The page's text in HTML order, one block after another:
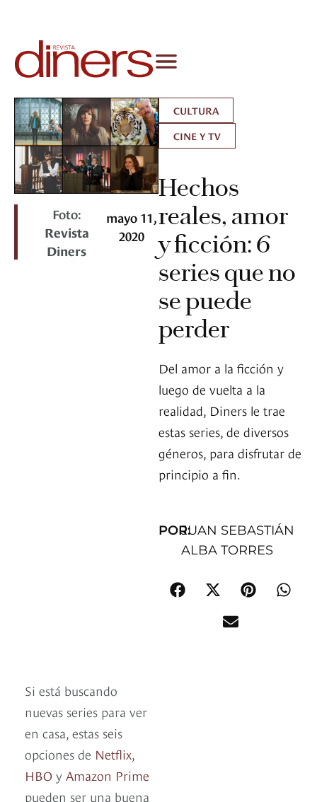
Foto:
Revista
Diners
mayo 11,
2020
CULTURA
CINE Y TV
Hechos
reales, amor
y ficción: 6
series que no
se puede
perder
Del amor a la ficción y
luego de vuelta a la
realidad, Diners le trae
estas series, de diversos
géneros, para disfrutar de
principio a fin.
POR:JUAN SEBASTIÁN
ALBA TORRES
Si está buscando
nuevas series para ver
en casa, estas seis
opciones de Netflix,
HBO y Amazon Prime
pueden ser una buena